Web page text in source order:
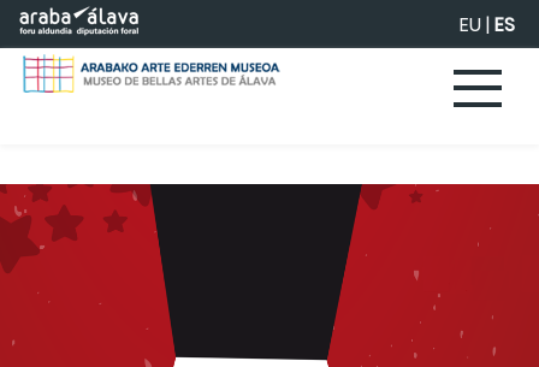
Saltar al contenido principal EU|ES